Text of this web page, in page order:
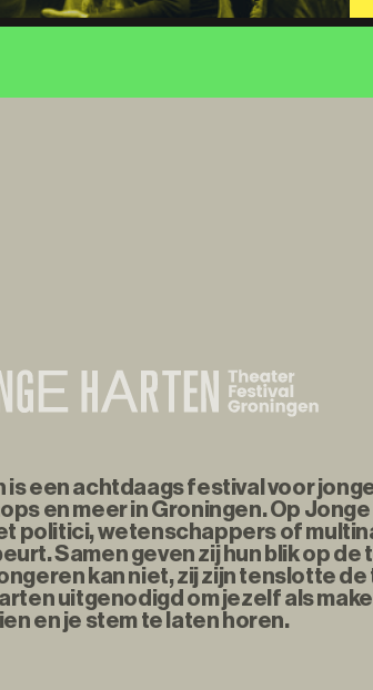
een achtdaags festival voor
en meer in Groningen. Op
politici, wetenschappers of
Samen geven zij hun blik op de
kan niet, zij zijn tenslotte
uitgenodigd om jezelf als
en je stem te laten horen.